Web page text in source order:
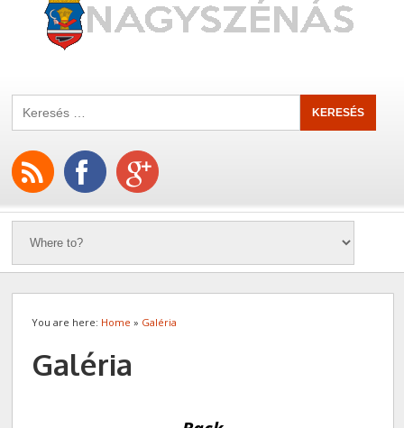
You are here: Home » Galéria
Galéria